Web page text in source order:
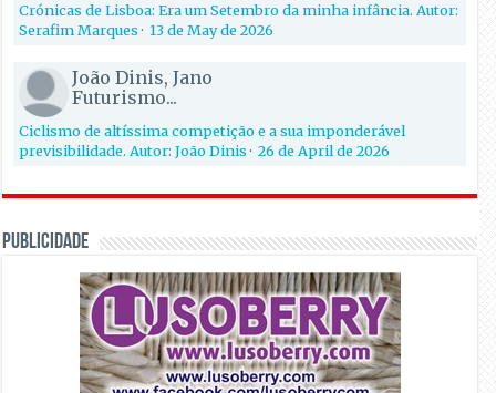
Crónicas de Lisboa: Era um Setembro da minha infância. Autor:
Serafim Marques·13 de May de 2026
João Dinis, Jano
Futurismo...
Ciclismo de altíssima competição e a sua imponderável
previsibilidade. Autor: João Dinis·26 de April de 2026
PUBLICIDADE